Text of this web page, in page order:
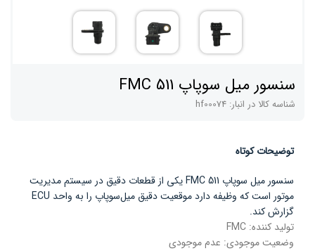
سنسور میل سوپاپ FMC 511
شناسه کالا در انبار: hf00074
توضیحات کوتاه
سنسور میل سوپاپ FMC 511 یکی از قطعات دقیق در سیستم مدیریت
موتور است که وظیفه دارد موقعیت دقیق میل‌سوپاپ را به واحد ECU
گزارش کند.
تولید کننده: FMC
وضعیت موجودی: عدم موجودی